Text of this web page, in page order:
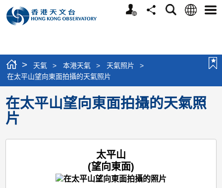
個
分
搜
語
選
> 天氣 > 本港天氣 > 天氣照片
>
在太平山望向東面拍攝的天氣照片
在太平山望向東面拍攝的天氣照
片
太平山
(望向東面)